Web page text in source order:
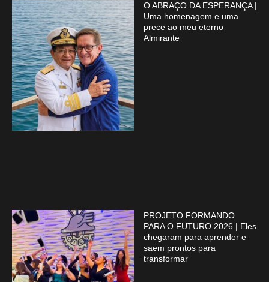
O ABRAÇO DA ESPERANÇA |
Uma homenagem e uma
prece ao meu eterno
Almirante
PROJETO FORMANDO
PARA O FUTURO 2026 | Eles
chegaram para aprender e
saem prontos para
transformar